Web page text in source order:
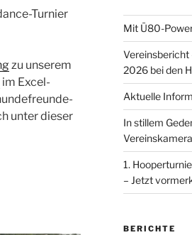
Turnier
zu unserem
im Excel-
unter dieser
Mit Ü80-
Vereinsbericht
2026 bei den
Aktuelle
In stillem
1.
– Jetzt
BERICHTE